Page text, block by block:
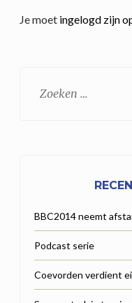
Je moet ingelogd zijn
Zoeken
BBC2014 neemt
Podcast serie
Coevorden verdient